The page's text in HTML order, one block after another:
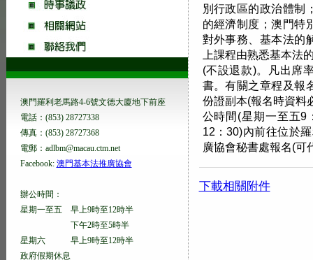
澳門羅利老馬路4-6號文德大廈地下前座
電話：(853) 28727338
傳真：(853) 28727368
電郵：adlbm@macau.ctm.net
Facebook: 澳門基本法推廣協會
辦公時間：
星期一至五 早上9時至12時半
下午2時至5時半
星期六 早上9時至12時半
政府假期休息
別行政區的政治體制
的經濟制度；澳門特
對外事務、基本法的
上課程由熟悉基本法
(不設退款)。凡出席
書。有關之章程及報
份證副本(報名時資料
公時間 (星期一至五9
12 ：30)內前往位於
廣協會秘書處報名(可
下載相關附件